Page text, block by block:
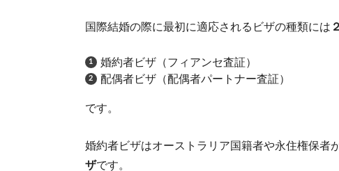
国際結婚の際に最初に適応されるビザの種類には
婚約者ビザ（フィアンセ査証）
配偶者ビザ（配偶者パートナー査証）
です。
婚約者ビザはオーストラリア国籍者や永住権保者
ザです。